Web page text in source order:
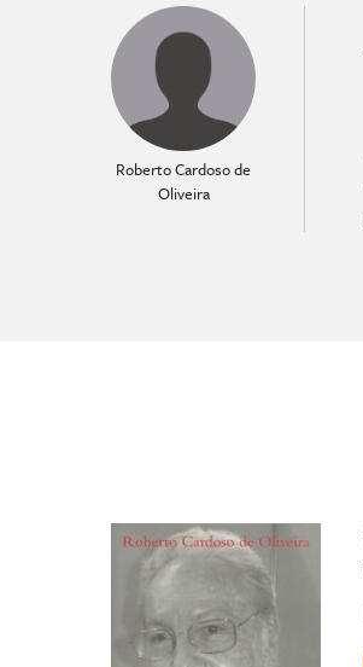
Roberto Cardoso de
Oliveira